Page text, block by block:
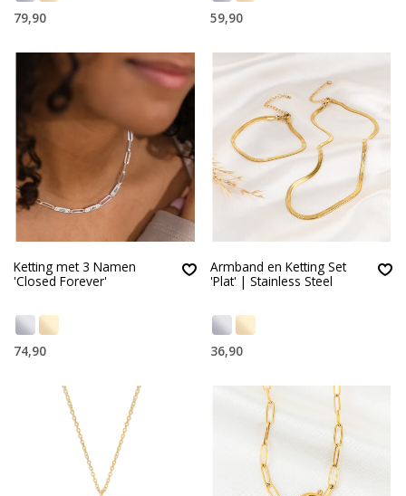
79,90 59,90
Ketting met 3 Namen
'Closed Forever'
74,90
Armband en Ketting Set
'Plat' | Stainless Steel
36,90